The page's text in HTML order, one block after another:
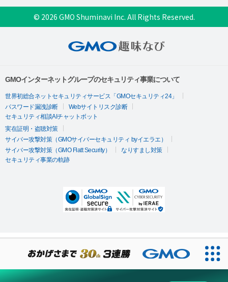
© 2026 GMO Shuminavi Inc. All Rights Reserved.